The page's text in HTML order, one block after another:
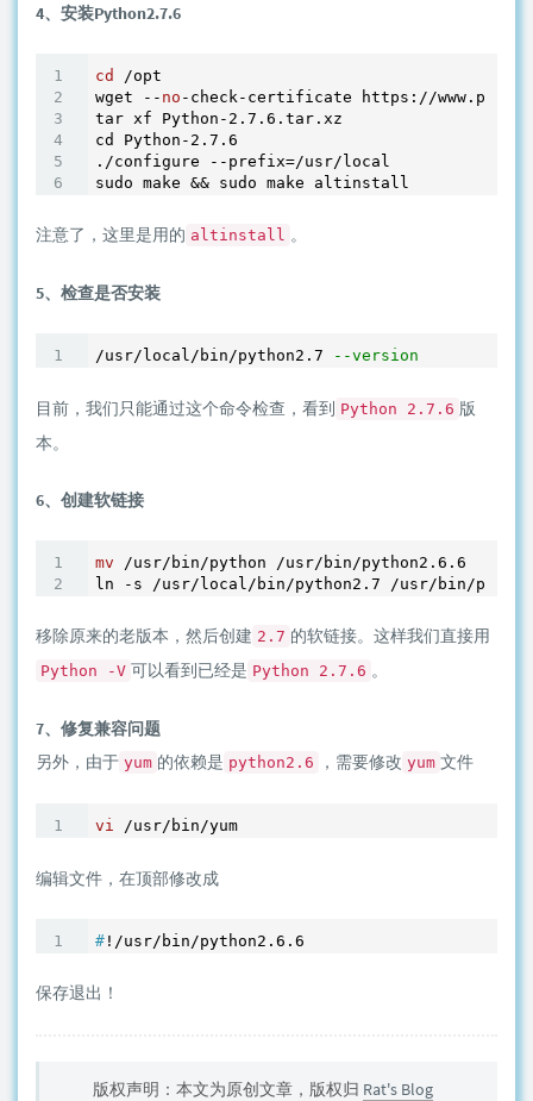
4、安装Python2.7.6
cd
/opt
wget -- no -check-certificate https://
tar xf Python- 2 . 7 . 6 .tar.xz
cd Python- 2 . 7 . 6
./configure --prefix=/usr/local
注意了，这里是用的 altinstall 。
5、检查是否安装
/usr/local/bin/python2.7 --version
目前，我们只能通过这个命令检查，看到 Python 2.7.6 版
本。
6、创建软链接
mv /usr/bin/python /usr/bin/python2. 6 . 6
ln -s /usr/local/bin/python2. 7
移除原来的老版本，然后创建 2.7 的软链接。这样我们直接用
Python -V 可以看到已经是 Python 2.7.6 。
7、修复兼容问题
另外，由于 yum 的依赖是 python2.6 ，需要修改 yum 文件
vi
编辑文件，在顶部修改成
# !/usr/bin/python2.6.6
保存退出！
版权声明：本文为原创文章，版权归 Rat's Blog